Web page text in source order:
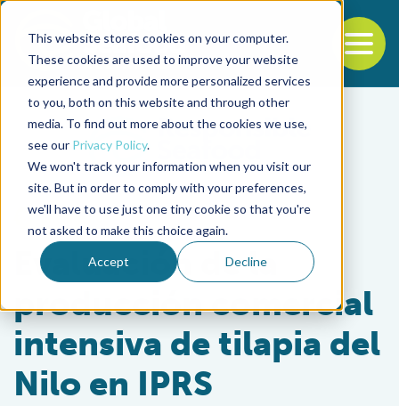
This website stores cookies on your computer.
These cookies are used to improve your website
experience and provide more personalized services
to you, both on this website and through other
media. To find out more about the cookies we use,
see our Privacy Policy.
We won't track your information when you visit our
site. But in order to comply with your preferences,
we'll have to use just one tiny cookie so that you're
not asked to make this choice again.
Accept Decline
Back to the start of the nav
Jump to the end of the navigation
Intelligence
Evaluación de la
producción comercial
intensiva de tilapia del
Nilo en IPRS